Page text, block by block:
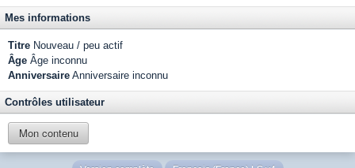
Mes informations
Titre Nouveau / peu actif
Âge Âge inconnu
Anniversaire Anniversaire inconnu
Contrôles utilisateur
Mon contenu